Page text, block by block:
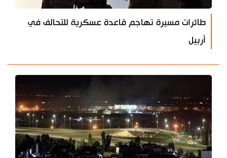
طائرات مسيرة تهاجم قاعدة عسكرية للتحالف في
أربيل